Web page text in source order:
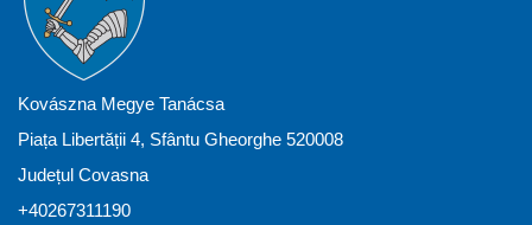
Kovászna Megye Tanácsa
Piața Libertății 4, Sfântu Gheorghe 520008
Județul Covasna
+40267311190